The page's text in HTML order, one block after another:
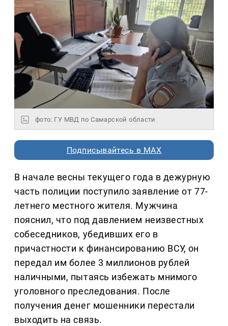
фото: ГУ МВД по Самарской области
Подписывайтесь в MAX
В начале весны текущего года в дежурную
часть полиции поступило заявление от 77-
летнего местного жителя. Мужчина
пояснил, что под давлением неизвестных
собеседников, убедивших его в
причастности к финансированию ВСУ, он
передал им более 3 миллионов рублей
наличными, пытаясь избежать мнимого
уголовного преследования. После
получения денег мошенники перестали
выходить на связь.